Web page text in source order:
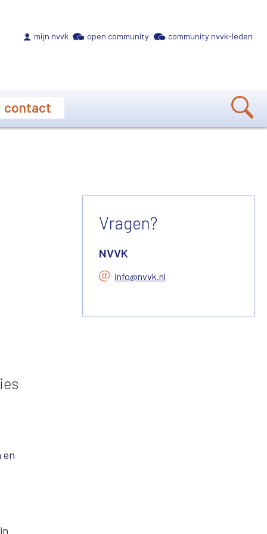
mijn nvvk open community community nvvk-leden
contact
en
Vragen?
NVVK
info@nvvk.nl